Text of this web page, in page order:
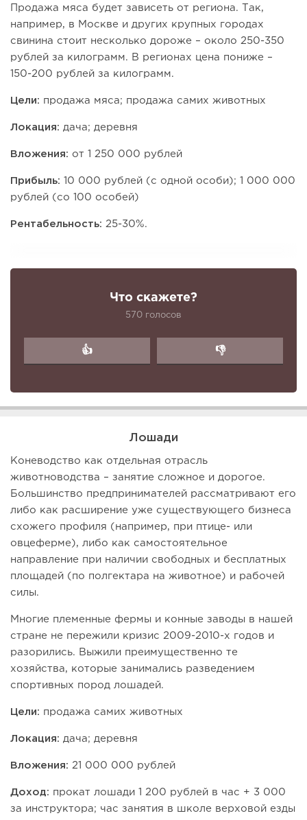
Продажа мяса будет зависеть от региона. Так,
например, в Москве и других крупных городах
свинина стоит несколько дороже – около 250-350
рублей за килограмм. В регионах цена пониже –
150-200 рублей за килограмм.
Цели: продажа мяса; продажа самих животных
Локация: дача; деревня
Вложения: от 1 250 000 рублей
Прибыль:
10 000 рублей (с одной особи); 1 000 000
рублей (со 100 особей)
Рентабельность: 25-30%.
Что скажете?
570 голосов
👍 👎
Лошади
Коневодство как отдельная отрасль
животноводства – занятие сложное и дорогое.
Большинство предпринимателей рассматривают его
либо как расширение уже существующего бизнеса
схожего профиля (например, при птице- или
овцеферме), либо как самостоятельное
направление при наличии свободных и бесплатных
площадей (по полгектара на животное) и рабочей
силы.
Многие племенные фермы и конные заводы в нашей
стране не пережили кризис 2009-2010-х годов и
разорились. Выжили преимущественно те
хозяйства, которые занимались разведением
спортивных пород лошадей.
Цели: продажа самих животных
Локация: дача; деревня
Вложения: 21 000 000 рублей
Доход: прокат лошади 1 200 рублей в час + 3 000
за инструктора; час занятия в школе верховой езды